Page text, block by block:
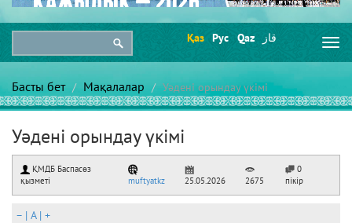
Қаз Рус Qaz قاز
Басты бет Мақалалар Уәдені орындау үкімі
Уәдені орындау үкімі
ҚМДБ Баспасөз
қызметі
muftyatkz 25.05.2026 2675
0
пікір
– | A| +